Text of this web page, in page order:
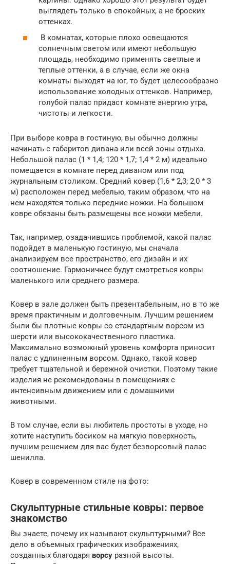
выглядеть только в спокойных, а не броских
оттенках.
В комнатах, которые плохо освещаются
солнечным светом или имеют небольшую
площадь, необходимо применять светлые и
теплые оттенки, а в случае, если же окна
комнаты выходят на юг, то будет целесообразно
использование холодных оттенков. Например,
голубой палас придаст комнате энергию утра,
чистоты и легкости.
При выборе ковра в гостиную, вы обычно должны
начинать с габаритов дивана или всей зоны отдыха.
Небольшой палас (1 * 1,4; 120 * 1,7; 1,4 * 2 м) идеально
помещается в комнате перед диваном или под
журнальным столиком. Средний ковер (1,6 * 2,3; 2,0 * 3
м) расположен перед мебелью, таким образом, что на
нем находятся только передние ножки. На большом
ковре обязаны быть размещены все ножки мебели.
Так, например, озадачившись проблемой, какой палас
подойдет в маленькую гостиную, мы сначала
анализируем все пространство, его дизайн и их
соотношение. Гармоничнее будут смотреться ковры
маленького или среднего размера.
Ковер в зале должен быть презентабельным, но в то же
время практичным и долговечным. Лучшим решением
были бы плотные ковры со стандартным ворсом из
шерсти или высококачественного пластика.
Максимально возможный уровень комфорта приносит
палас с удлиненным ворсом. Однако, такой ковер
требует тщательной и бережной очистки. Поэтому такие
изделия не рекомендованы в помещениях с
интенсивным движением или с домашними
животными.
В том случае, если вы любитель простоты в уходе, но
хотите наступить босиком на мягкую поверхность,
лучшим решением для вас будет безворсовый палас
шенилла.
Ковер в современном стиле на фото:
Скульптурные стильные ковры: первое
знакомство
Вы знаете, почему их называют скульптурными? Все
дело в объемных графических изображениях,
созданных благодаря ворсу разной высоты.